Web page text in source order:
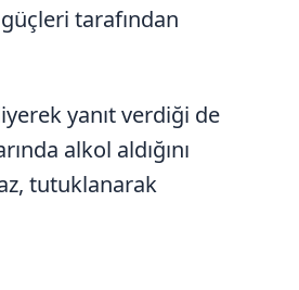
tarafından
yanıt verdiği de
alkol aldığını
tutuklanarak